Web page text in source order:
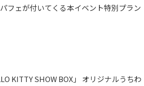
フェが付いてくる本イベント特別プラン
KITTY SHOW BOX」 オリジナルうちわ